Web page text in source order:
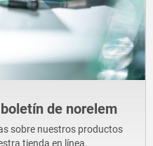
de norelem
sobre nuestros productos
tienda en línea.